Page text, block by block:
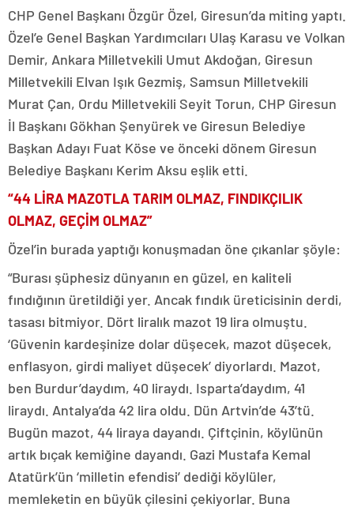
CHP Genel Başkanı Özgür Özel, Giresun’da miting yaptı.
Özel’e Genel Başkan Yardımcıları Ulaş Karasu ve Volkan
Demir, Ankara Milletvekili Umut Akdoğan, Giresun
Milletvekili Elvan Işık Gezmiş, Samsun Milletvekili
Murat Çan, Ordu Milletvekili Seyit Torun, CHP Giresun
İl Başkanı Gökhan Şenyürek ve Giresun Belediye
Başkan Adayı Fuat Köse ve önceki dönem Giresun
Belediye Başkanı Kerim Aksu eşlik etti.
“44 LİRA MAZOTLA TARIM OLMAZ, FINDIKÇILIK
OLMAZ, GEÇİM OLMAZ”
Özel’in burada yaptığı konuşmadan öne çıkanlar şöyle:
“Burası şüphesiz dünyanın en güzel, en kaliteli
fındığının üretildiği yer. Ancak fındık üreticisinin derdi,
tasası bitmiyor. Dört liralık mazot 19 lira olmuştu.
‘Güvenin kardeşinize dolar düşecek, mazot düşecek,
enflasyon, girdi maliyet düşecek’ diyorlardı. Mazot,
ben Burdur’daydım, 40 liraydı. Isparta’daydım, 41
liraydı. Antalya’da 42 lira oldu. Dün Artvin’de 43’tü.
Bugün mazot, 44 liraya dayandı. Çiftçinin, köylünün
artık bıçak kemiğine dayandı. Gazi Mustafa Kemal
Atatürk’ün ‘milletin efendisi’ dediği köylüler,
memleketin en büyük çilesini çekiyorlar. Buna